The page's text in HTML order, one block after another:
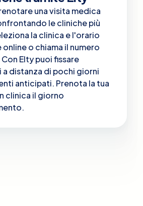
una visita medica
le cliniche più
la clinica e l'orario
o chiama il numero
Elty puoi fissare
a distanza di pochi giorni
anticipati. Prenota la tua
clinica il giorno